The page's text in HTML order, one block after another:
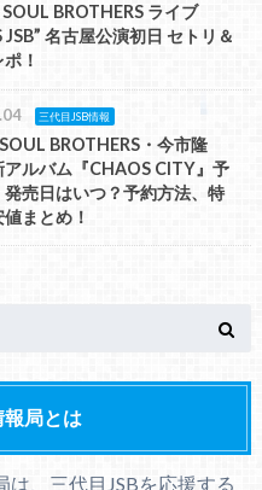
SOUL BROTHERS ライブ
JSB” 名古屋公演初日 セトリ＆
！
三代目JSB情報
BROTHERS・今市隆
アルバム『CHAOS CITY』予
発売日はいつ？予約方法、特
まとめ！
局とは
は、三代目JSBを応援する